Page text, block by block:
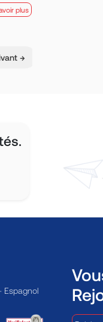
plus
→
Espagnol